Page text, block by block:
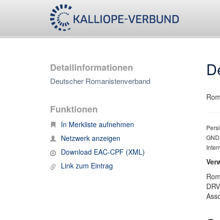
Detailinformationen
Deutscher Romanistenverband
Funktionen
In Merkliste aufnehmen
Netzwerk anzeigen
Download EAC-CPF (XML)
Link zum Eintrag
DRV